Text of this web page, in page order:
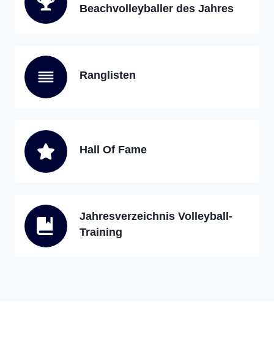
Beachvolleyballer des Jahres
Ranglisten
Hall Of Fame
Jahresverzeichnis Volleyball-
Training